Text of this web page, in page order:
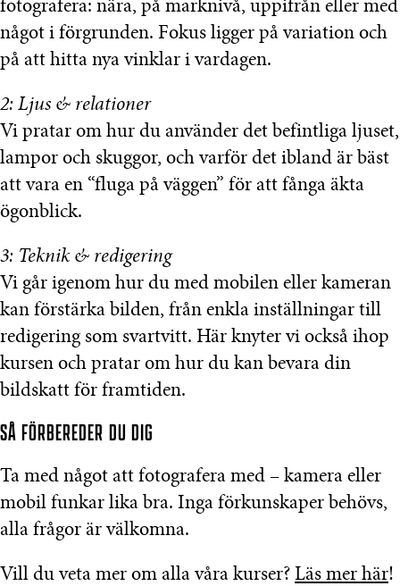
fotografera: nära, på marknivå, uppifrån eller med
något i förgrunden. Fokus ligger på variation och
på att hitta nya vinklar i vardagen.
2: Ljus & relationer
Vi pratar om hur du använder det befintliga ljuset,
lampor och skuggor, och varför det ibland är bäst
att vara en “fluga på väggen” för att fånga äkta
ögonblick.
3: Teknik & redigering
Vi går igenom hur du med mobilen eller kameran
kan förstärka bilden, från enkla inställningar till
redigering som svartvitt. Här knyter vi också ihop
kursen och pratar om hur du kan bevara din
bildskatt för framtiden.
SÅ FÖRBEREDER DU DIG
Ta med något att fotografera med – kamera eller
mobil funkar lika bra. Inga förkunskaper behövs,
alla frågor är välkomna.
Vill du veta mer om alla våra kurser? Läs mer här!